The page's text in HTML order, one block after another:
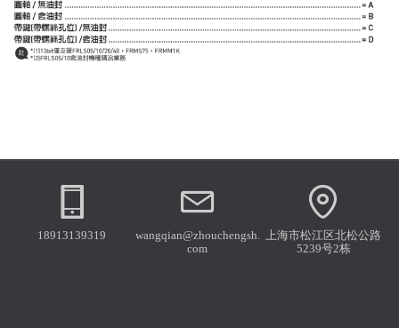
18913139319
wangqian@zhouchengsh.
com
上海市松江区北松公路
5239号2栋